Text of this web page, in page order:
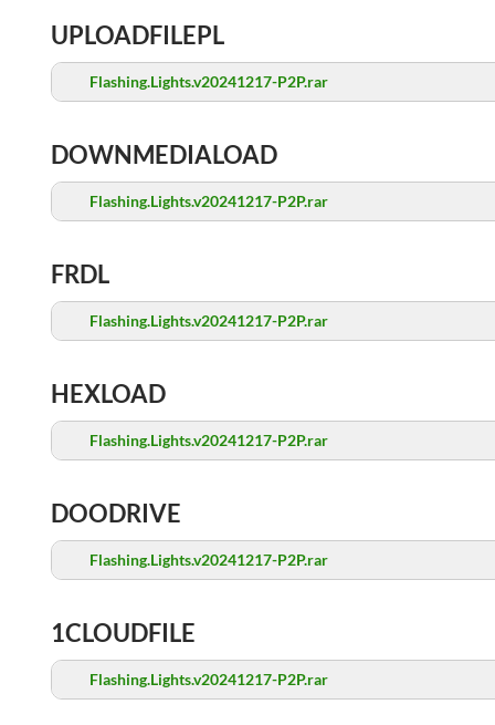
UPLOADFILEPL
Flashing.Lights.v20241217-P2P.rar
DOWNMEDIALOAD
Flashing.Lights.v20241217-P2P.rar
FRDL
Flashing.Lights.v20241217-P2P.rar
HEXLOAD
Flashing.Lights.v20241217-P2P.rar
DOODRIVE
Flashing.Lights.v20241217-P2P.rar
1CLOUDFILE
Flashing.Lights.v20241217-P2P.rar